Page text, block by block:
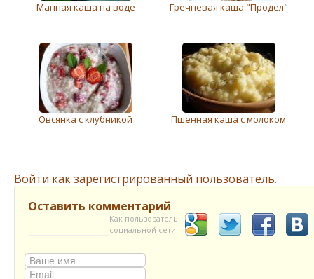
Манная каша на воде Гречневая каша "Продел"
Овсянка с клубникой Пшенная каша с молоком
Войти как зарегистрированный пользователь.
Оставить комментарий
Как пользователь
социальной сети